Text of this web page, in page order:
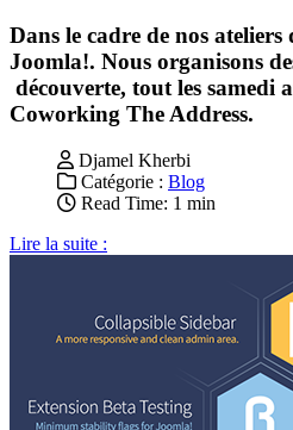
Dans le cadre de nos
Joomla!. Nous organisons
découverte, tout les samedi
Coworking The Address.
Djamel Kherbi
Catégorie : Blog
Read Time: 1 min
Lire la suite :